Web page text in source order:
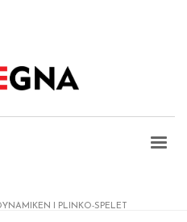
I PLINKO-SPELET